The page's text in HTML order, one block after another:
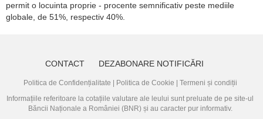
permit o locuinta proprie - procente semnificativ peste mediile
globale, de 51%, respectiv 40%.
CONTACT DEZABONARE NOTIFICĂRI
Politica de Confidențialitate Politica de Cookie
Termeni și condiții
Informațiile referitoare la cotațiile valutare ale leului sunt preluate de pe site-ul
Băncii Naționale a României (BNR)și au caracter pur informativ.